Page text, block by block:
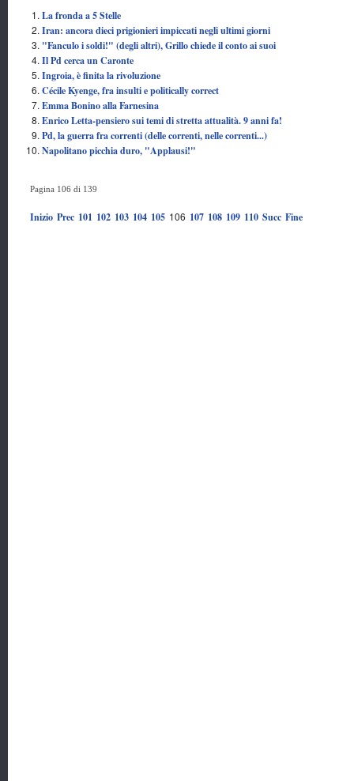
La fronda a 5 Stelle
Iran: ancora dieci prigionieri impiccati negli ultimi giorni
"Fanculo i soldi!" (degli altri), Grillo chiede il conto ai suoi
Il Pd cerca un Caronte
Ingroia, è finita la rivoluzione
Cécile Kyenge, fra insulti e politically correct
Emma Bonino alla Farnesina
Enrico Letta-pensiero sui temi di stretta attualità. 9 anni fa!
Pd, la guerra fra correnti (delle correnti, nelle correnti...)
Napolitano picchia duro, "Applausi!"
Pagina 106 di 139
Inizio Prec 101 102 103 104 105 106 107 108 109 110 Succ Fine